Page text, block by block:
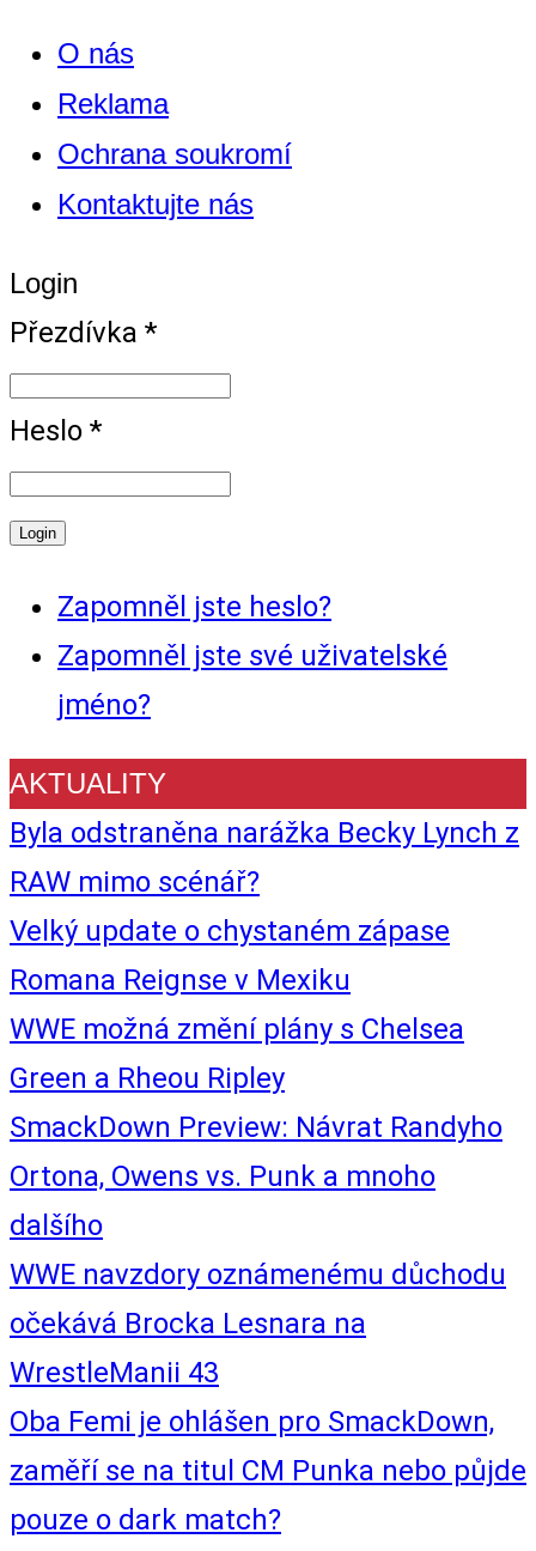
O nás
Reklama
Ochrana soukromí
Kontaktujte nás
Login
Přezdívka *
Heslo *
Zapomněl jste heslo?
Zapomněl jste své uživatelské
jméno?
AKTUALITY
Byla odstraněna narážka Becky Lynch z
RAW mimo scénář?
Velký update o chystaném zápase
Romana Reignse v Mexiku
WWE možná změní plány s Chelsea
Green a Rheou Ripley
SmackDown Preview: Návrat Randyho
Ortona, Owens vs. Punk a mnoho
dalšího
WWE navzdory oznámenému důchodu
očekává Brocka Lesnara na
WrestleManii 43
Oba Femi je ohlášen pro SmackDown,
zaměří se na titul CM Punka nebo půjde
pouze o dark match?